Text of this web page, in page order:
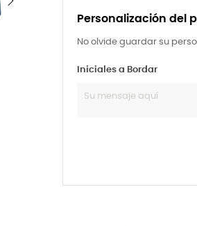
Personalización del
No olvide guardar su
Iniciales a Bordar